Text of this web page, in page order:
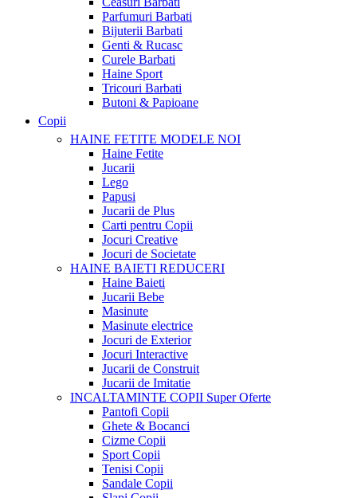
Parfumuri Barbati
Bijuterii Barbati
Genti & Rucasc
Curele Barbati
Haine Sport
Tricouri Barbati
Butoni & Papioane
Copii
HAINE FETITE MODELE NOI
Haine Fetite
Jucarii
Lego
Papusi
Jucarii de Plus
Carti pentru Copii
Jocuri Creative
Jocuri de Societate
HAINE BAIETI REDUCERI
Haine Baieti
Jucarii Bebe
Masinute
Masinute electrice
Jocuri de Exterior
Jocuri Interactive
Jucarii de Construit
Jucarii de Imitatie
INCALTAMINTE COPII Super Oferte
Pantofi Copii
Ghete & Bocanci
Cizme Copii
Sport Copii
Tenisi Copii
Sandale Copii